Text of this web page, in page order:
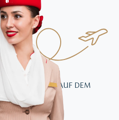
ANGEBOT AUF DEM